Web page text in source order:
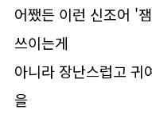
어쨌든 이런 신조어 '
쓰이는게
아니라 장난스럽고 귀
을